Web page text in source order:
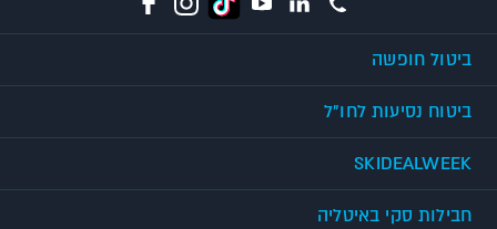
ביטול חופשה
ביטוח נסיעות לחו"ל
SKIDEALWEEK
חבילות סקי באיטליה